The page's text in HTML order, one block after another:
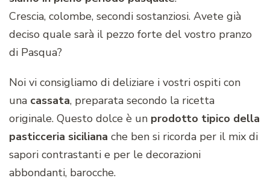
Crescia, colombe, secondi sostanziosi. Avete già
deciso quale sarà il pezzo forte del vostro pranzo
di Pasqua?
Noi vi consigliamo di deliziare i vostri ospiti con
una cassata, preparata secondo la ricetta
originale. Questo dolce è un prodotto tipico della
pasticceria siciliana che ben si ricorda per il mix di
sapori contrastanti e per le decorazioni
abbondanti, barocche.